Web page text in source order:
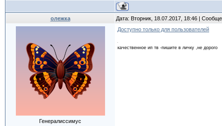
олежка Дата: Вторник, 18.07.2017, 18:46 |
Генералиссимус
Доступно только для пользователей
качественное ип тв -пишите в личку ,не дорого